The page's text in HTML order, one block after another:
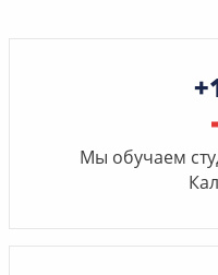
Мы обучаем